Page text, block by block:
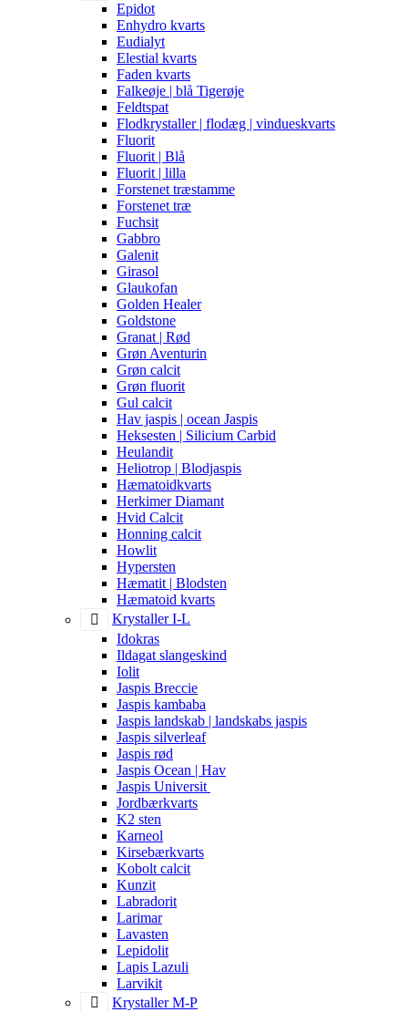
Epidot
Enhydro kvarts
Eudialyt
Elestial kvarts
Faden kvarts
Falkeøje | blå Tigerøje
Feldtspat
Flodkrystaller | flodæg | vindueskvarts
Fluorit
Fluorit | Blå
Fluorit | lilla
Forstenet træstamme
Forstenet træ
Fuchsit
Gabbro
Galenit
Girasol
Glaukofan
Golden Healer
Goldstone
Granat | Rød
Grøn Aventurin
Grøn calcit
Grøn fluorit
Gul calcit
Hav jaspis | ocean Jaspis
Heksesten | Silicium Carbid
Heulandit
Heliotrop | Blodjaspis
Hæmatoidkvarts
Herkimer Diamant
Hvid Calcit
Honning calcit
Howlit
Hypersten
Hæmatit | Blodsten
Hæmatoid kvarts
Krystaller I-L
Idokras
Ildagat slangeskind
Iolit
Jaspis Breccie
Jaspis kambaba
Jaspis landskab | landskabs jaspis
Jaspis silverleaf
Jaspis rød
Jaspis Ocean | Hav
Jaspis Universit
Jordbærkvarts
K2 sten
Karneol
Kirsebærkvarts
Kobolt calcit
Kunzit
Labradorit
Larimar
Lavasten
Lepidolit
Lapis Lazuli
Larvikit
Krystaller M-P